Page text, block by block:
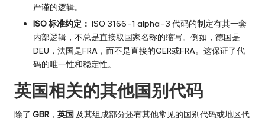
严谨的逻辑。
ISO 标准约定： ISO 3166-1 alpha-3 代码的制定有其一套
内部逻辑，不总是直接取国家名称的缩写。例如，德国是
DEU，法国是FRA，而不是直接的GER或FRA。这保证了代
码的唯一性和稳定性。
英国相关的其他国别代码
除了 GBR ， 英国 及其组成部分还有其他常见的国别代码或地区代